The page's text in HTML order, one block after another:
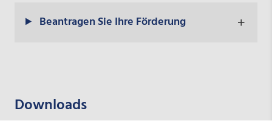
Beantragen Sie Ihre Förderung
Downloads